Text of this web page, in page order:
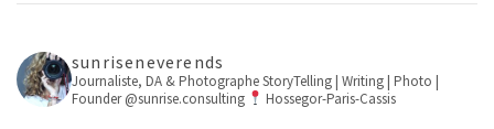
sunriseneverends
Journaliste, DA & PhotographeStoryTelling | Writing | Photo |
Founder @sunrise.consulting
Hossegor-Paris-Cassis